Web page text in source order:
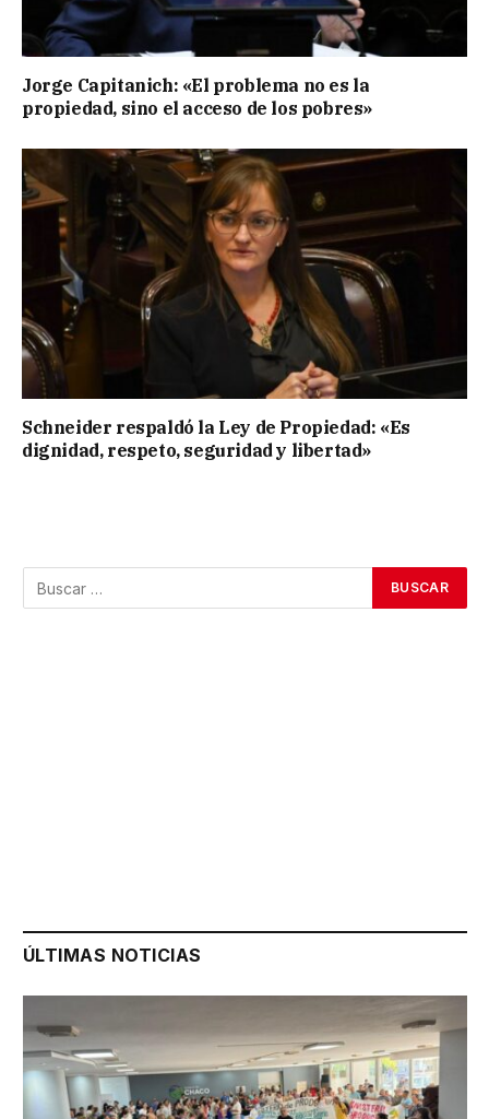
Jorge Capitanich: «El problema no es la
propiedad, sino el acceso de los pobres»
Schneider respaldó la Ley de Propiedad: «Es
dignidad, respeto, seguridad y libertad»
ÚLTIMAS NOTICIAS